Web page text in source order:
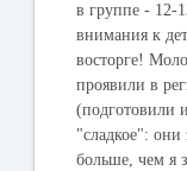
в группе - 12-
внимания к
восторге!
проявили в
(подготовили
"сладкое": они
больше, чем я